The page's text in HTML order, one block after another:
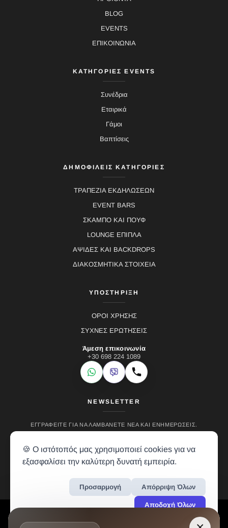
BLOG
EVENTS
ΕΠΙΚΟΙΝΩΝΙΑ
ΚΑΤΗΓΟΡΙΕΣ EVENTS
Συνέδρια
Εταιρικά
Γάμοι
Βαπτίσεις
ΔΗΜΟΦΙΛΕΙΣ ΚΑΤΗΓΟΡΙΕΣ
ΤΡΑΠΕΖΙΑ ΕΚΔΗΛΩΣΕΩΝ
EVENT BARS
ΣΚΑΜΠΟ ΚΑΙ ΠΟΥΦ
LOUNGE ΕΠΙΠΛΑ
ΑΨΙΔΕΣ ΚΑΙ BACKDROPS
ΔΙΑΚΟΣΜΗΤΙΚΑ ΣΤΟΙΧΕΙΑ
ΥΠΟΣΤΗΡΙΞΗ
ΟΡΟΙ ΧΡΗΣΗΣ
ΣΥΧΝΕΣ ΕΡΩΤΗΣΕΙΣ
Άμεση επικοινωνία
+30 698 224 1089
WhatsApp
Viber Κλήση
NEWSLETTER
ΕΓΓΡΑΦΕΊΤΕ ΓΙΑ ΝΑ ΛΑΜΒΆΝΕΤΕ ΝΈΑ ΚΑΙ ΕΝΗΜΕΡΏΣΕΙΣ.
🍪 Ο ιστότοπός μας χρησιμοποιεί cookies για να
εξασφαλίσει την καλύτερη δυνατή εμπειρία.
Προσαρμογή Απόρριψη Όλων
Αποδοχή Όλων